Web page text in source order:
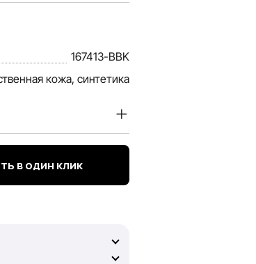
167413-BBK
кожа, синтетика
покупателей.
и услугах,
и актуальной.
может гарантировать
ввиду возможных
в один клик